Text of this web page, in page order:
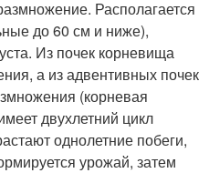
Располагается
до 60 см и ниже),
Из почек корневища
а из адвентивных почек
(корневая
двухлетний цикл
однолетние побеги,
урожай, затем